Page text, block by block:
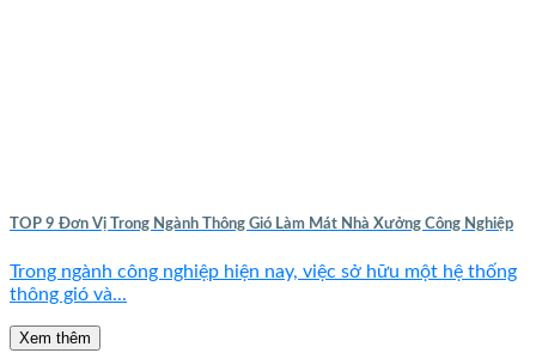
TOP 9 Đơn Vị Trong Ngành Thông Gió Làm Mát Nhà Xưởng Công Nghiệp
Trong ngành công nghiệp hiện nay, việc sở hữu một hệ thống
thông gió và...
Xem thêm